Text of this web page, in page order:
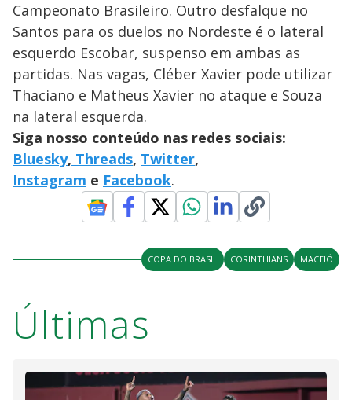
Campeonato Brasileiro. Outro desfalque no
Santos para os duelos no Nordeste é o lateral
esquerdo Escobar, suspenso em ambas as
partidas. Nas vagas, Cléber Xavier pode utilizar
Thaciano e Matheus Xavier no ataque e Souza
na lateral esquerda.
Siga nosso conteúdo nas redes sociais:
Bluesky, Threads, Twitter,
Instagram e Facebook.
COPA DO BRASIL CORINTHIANS MACEIÓ
Últimas